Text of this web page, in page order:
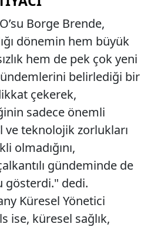
Borge Brende,
dönemin hem büyük
hem de pek çok yeni
belirlediği bir
çekerek,
sadece önemli
teknolojik zorlukları
olmadığını,
gündeminde de
dedi.
Küresel Yönetici
ise, küresel sağlık,